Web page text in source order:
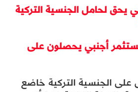
يحق لحامل الجنسية التركية
أجنبي يحصلون على
على الجنسية التركية خاضع